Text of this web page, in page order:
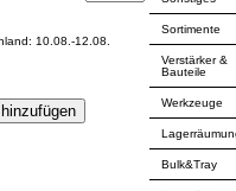
10.08.-12.08.
Sortimente
Verstärker &
Bauteile
Werkzeuge
Bulk&Tray